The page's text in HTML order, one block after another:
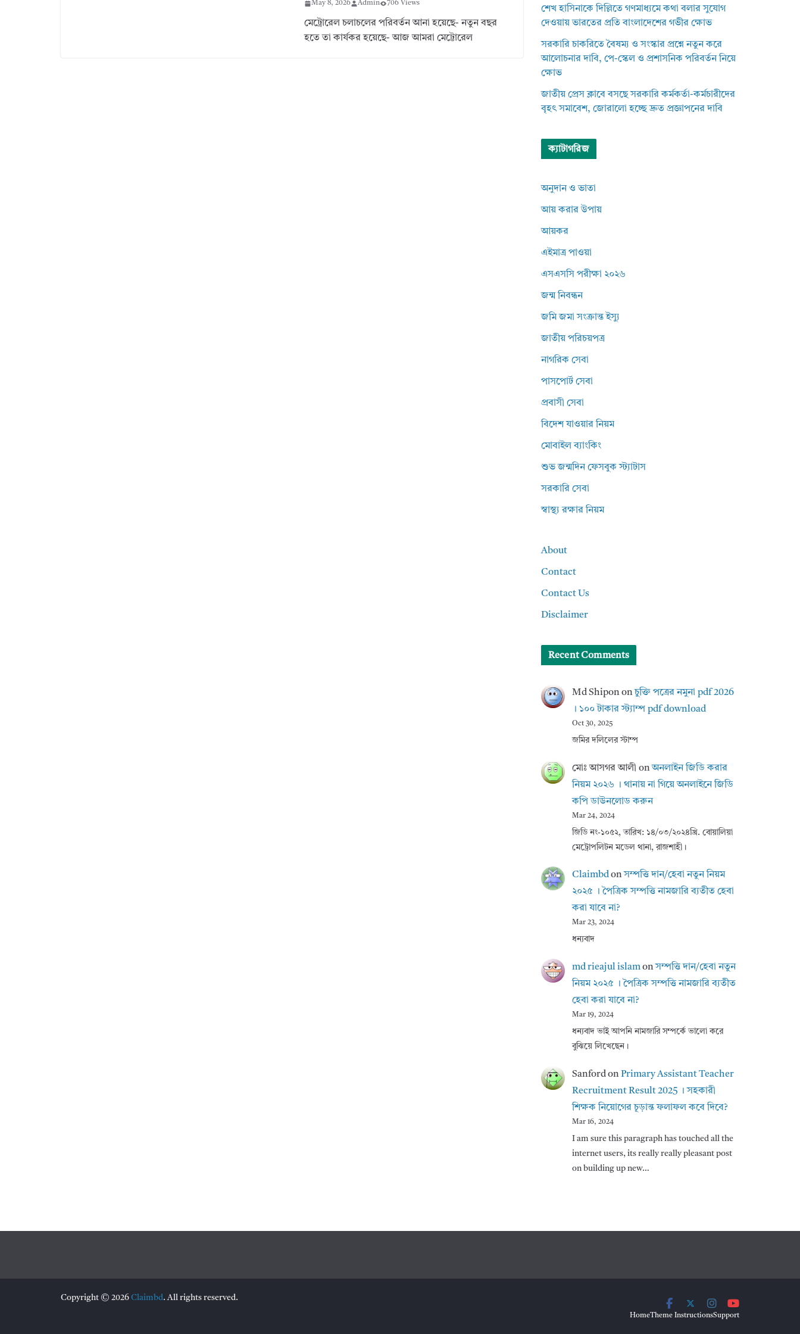
May 8, 2026 Admin 706 Views
মেট্রোরেল চলাচলের পরিবর্তন আনা হয়েছে- নতুন বছর
হতে তা কার্যকর হয়েছে- আজ আমরা মেট্টোরেল
শেখ হাসিনাকে দিল্লিতে গণমাধ্যমে কথা বলার সুযোগ
দেওয়ায় ভারতের প্রতি বাংলাদেশের গভীর ক্ষোভ
সরকারি চাকরিতে বৈষম্য ও সংস্কার প্রশ্নে নতুন করে
আলোচনার দাবি, পে-স্কেল ও প্রশাসনিক পরিবর্তন নিয়ে
ক্ষোভ
জাতীয় প্রেস ক্লাবে বসছে সরকারি কর্মকর্তা-কর্মচারীদের
বৃহৎ সমাবেশ, জোরালো হচ্ছে দ্রুত প্রজ্ঞাপনের দাবি
ক্যাটাগরিজ
অনুদান ও ভাতা
আয় করার উপায়
আয়কর
এইমাত্র পাওয়া
এসএসসি পরীক্ষা ২০২৬
জন্ম নিবন্ধন
জমি জমা সংক্রান্ত ইস্যু
জাতীয় পরিচয়পত্র
নাগরিক সেবা
পাসপোর্ট সেবা
প্রবাসী সেবা
বিদেশ যাওয়ার নিয়ম
মোবাইল ব্যাংকিং
শুভ জন্মদিন ফেসবুক স্ট্যাটাস
সরকারি সেবা
স্বাস্থ্য রক্ষার নিয়ম
About
Contact
Contact Us
Disclaimer
Recent Comments
Md Shipononচুক্তি পত্রের নমুনা pdf 2026
। ১০০ টাকার স্ট্যাম্প pdf download
Oct 30, 2025
জমির দলিলের স্টাম্প
মোঃ আসগর আলী onঅনলাইন জিডি করার
নিয়ম ২০২৬ । থানায় না গিয়ে অনলাইনে জিডি
কপি ডাউনলোড করুন
Mar 24, 2024
জিডি নং-১০৫২, তারিখ: ১৪/০৩/২০২৪খ্রি. বোয়ালিয়া
মেট্রোপলিটন মডেল থানা, রাজশাহী।
Claimbdonসম্পত্তি দান/হেবা নতুন নিয়ম
২০২৫ । পৈত্রিক সম্পত্তি নামজারি ব্যতীত হেবা
করা যাবে না?
Mar 23, 2024
ধন্যবাদ
md rieajul islamonসম্পত্তি দান/হেবা নতুন
নিয়ম ২০২৫ । পৈত্রিক সম্পত্তি নামজারি ব্যতীত
হেবা করা যাবে না?
Mar 19, 2024
ধন্যবাদ ভাই আপনি নামজারি সম্পর্কে ভালো করে
বুঝিয়ে লিখেছেন।
SanfordonPrimary Assistant Teacher
Recruitment Result 2025 । সহকারী
শিক্ষক নিয়োগের চূড়ান্ত ফলাফল কবে দিবে?
Mar 16, 2024
I am sure this paragraph has touched all the
internet users, its really really pleasant post
on building up new…
HomeTheme InstructionsSupport
Copyright © 2026 Claimbd . All rights reserved.